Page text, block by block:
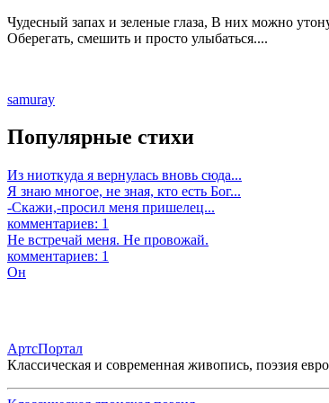
Чудесный запах и зеленые глаза, В них можно
Оберегать, смешить и просто улыбаться....
samuray
Популярные стихи
Из ниоткуда я вернулась вновь сюда...
Я знаю многое, не зная, кто есть Бог...
-Скажи,-просил меня пришелец...
комментариев: 1
Не встречай меня. Не провожай.
комментариев: 1
Он
АртсПортал
Классическая и современная живопись, поэзия